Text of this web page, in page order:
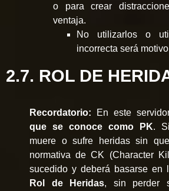
o para crear
ventaja.
No utilizarlos o
incorrecta será
2.7. ROL DE
Recordatorio: En este
que se conoce como PK.
muere o sufre heridas sin
normativa de CK (Character
sucedido y deberá basarse en
Rol de Heridas, sin perder